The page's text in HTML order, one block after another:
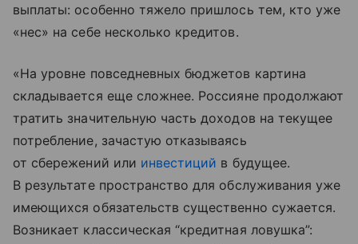
выплаты: особенно тяжело пришлось тем, кто уже
«нес» на себе несколько кредитов.
«На уровне повседневных бюджетов картина
складывается еще сложнее. Россияне продолжают
тратить значительную часть доходов на текущее
потребление, зачастую отказываясь
от сбережений или инвестиций в будущее.
В результате пространство для обслуживания уже
имеющихся обязательств существенно сужается.
Возникает классическая “кредитная ловушка”: